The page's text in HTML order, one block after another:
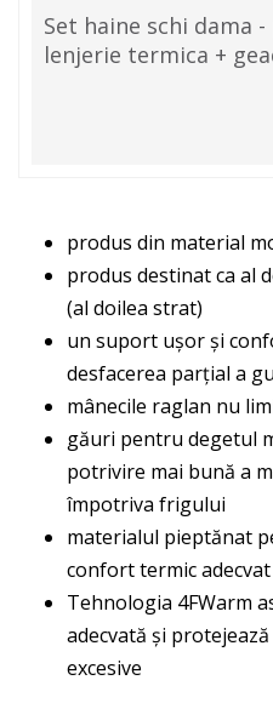
Set haine schi dama
lenjerie termica +
produs din material
produs destinat ca al
(al doilea strat)
un suport ușor și
desfacerea parțial a
mânecile raglan nu
găuri pentru degetul
potrivire mai bună a
împotriva frigului
materialul pieptănat
confort termic adecvat
Tehnologia 4FWarm
adecvată și
excesive